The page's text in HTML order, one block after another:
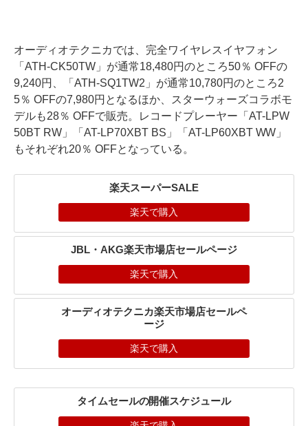
オーディオテクニカでは、完全ワイヤレスイヤフォン
「ATH-CK50TW」が通常18,480円のところ50％ OFFの
9,240円、「ATH-SQ1TW2」が通常10,780円のところ2
5％ OFFの7,980円となるほか、スターウォーズコラボモ
デルも28％ OFFで販売。レコードプレーヤー「AT-LPW
50BT RW」「AT-LP70XBT BS」「AT-LP60XBT WW」
もそれぞれ20％ OFFとなっている。
楽天スーパーSALE
楽天で購入
JBL・AKG楽天市場店セールページ
楽天で購入
オーディオテクニカ楽天市場店セールペ
ージ
楽天で購入
タイムセールの開催スケジュール